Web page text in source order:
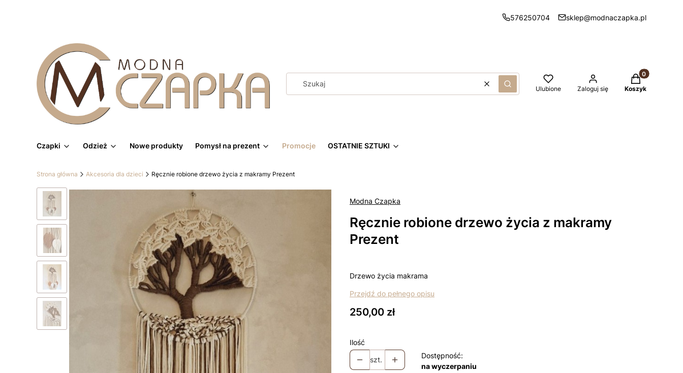
576250704 sklep@modnaczapka.pl
WyczyśćSzukaj Ulubione Zaloguj się
Produkty w
Koszyk
Czapki Odzież Nowe produkty Pomysł na prezent Promocje OSTATNIE SZTUKI
Strona główna Akcesoria dla dzieci Ręcznie robione drzewo życia z makramy Prezent
Modna Czapka
Ręcznie robione drzewo życia z makramy
Prezent
Drzewo życia makrama
Przejdź do pełnego opisu
Cena
250,00 zł
Ilość
szt.
Dostępność:
na wyczerpaniu